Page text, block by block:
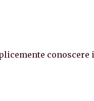
conoscere i